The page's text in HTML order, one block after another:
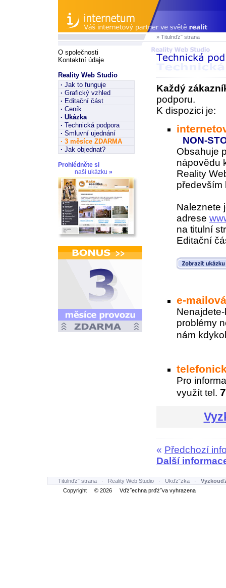
» Titulnďż˝ strana
O společnosti
Kontaktní údaje
Reality Web Studio
· Jak to funguje
· Grafický vzhled
· Editační část
· Ceník
· Ukázka
· Technická podpora
· Smluvní ujednání
· 3 měsíce ZDARMA
· Jak objednat?
Prohlédněte si
naši ukázku »
Každý
podporu.
K dispozici je:
NON-
Obsahuje
nápovědu
Reality
především
Naleznete
adrese
na titulní
Editační
e-
problémy
nám
Pro
využít tel.
« Předchozí
Další
Titulnďż˝ strana · Reality Web Studio · Ukďż˝zka ·
Copyright © 2026 Vďż˝echna prďż˝va vyhrazena